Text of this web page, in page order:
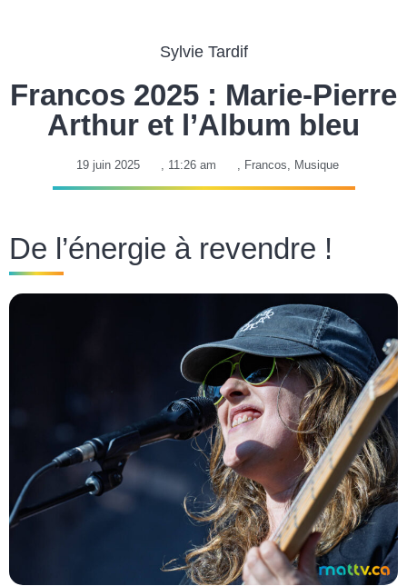
Sylvie Tardif
Francos 2025 : Marie-Pierre
Arthur et l’Album bleu
19 juin 2025 , 11:26 am , Francos, Musique
De l’énergie à revendre !